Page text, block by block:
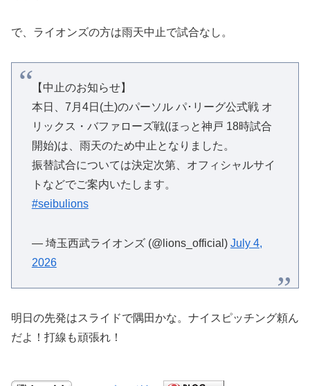
で、ライオンズの方は雨天中止で試合なし。
【中止のお知らせ】
本日、7月4日(土)のパーソル パ･リーグ公式戦 オ
リックス・バファローズ戦(ほっと神戸 18時試合
開始)は、雨天のため中止となりました。
振替試合については決定次第、オフィシャルサイ
トなどでご案内いたします。
#seibulions
— 埼玉西武ライオンズ (@lions_official) July 4,
2026
明日の先発はスライドで隅田かな。ナイスピッチング頼ん
だよ！打線も頑張れ！